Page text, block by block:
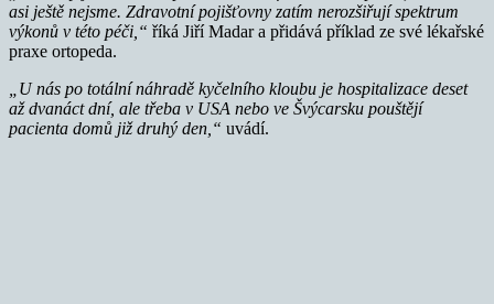
asi ještě nejsme. Zdravotní pojišťovny zatím nerozšiřují spektrum
výkonů v této péči,“ říká Jiří Madar a přidává příklad ze své lékařské
praxe ortopeda.
„U nás po totální náhradě kyčelního kloubu je hospitalizace deset
až dvanáct dní, ale třeba v USA nebo ve Švýcarsku pouštějí
pacienta domů již druhý den,“ uvádí.